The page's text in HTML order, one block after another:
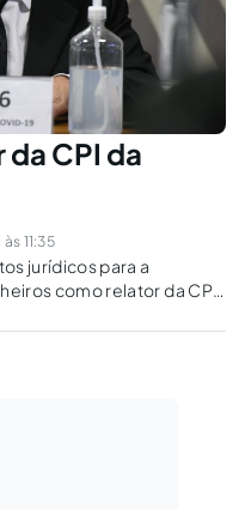
CPI da
11:35
jurídicos para a
como relator da CPI